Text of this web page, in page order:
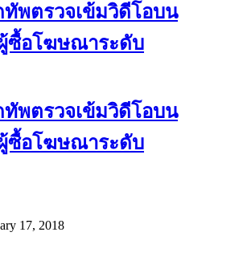
ทัพตรวจเข้มวิดีโอบน
ผู้ซื้อโฆษณาระดับ
ทัพตรวจเข้มวิดีโอบน
ผู้ซื้อโฆษณาระดับ
17, 2018